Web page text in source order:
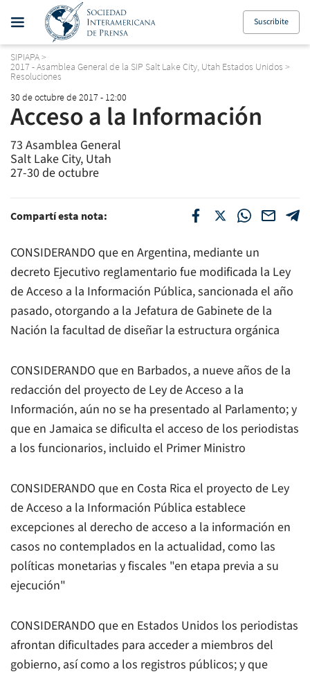
Suscribite
SIPIAPA>
2017 - Asamblea General de la SIP Salt Lake City, Utah Estados Unidos >
Resoluciones
30 de octubre de 2017 - 12:00
Acceso a la Información
73 Asamblea General
Salt Lake City, Utah
27-30 de octubre
Compartí esta nota:
CONSIDERANDO que en Argentina, mediante un
decreto Ejecutivo reglamentario fue modificada la Ley
de Acceso a la Información Pública, sancionada el año
pasado, otorgando a la Jefatura de Gabinete de la
Nación la facultad de diseñar la estructura orgánica
CONSIDERANDO que en Barbados, a nueve años de la
redacción del proyecto de Ley de Acceso a la
Información, aún no se ha presentado al Parlamento; y
que en Jamaica se dificulta el acceso de los periodistas
a los funcionarios, incluido el Primer Ministro
CONSIDERANDO que en Costa Rica el proyecto de Ley
de Acceso a la Información Pública establece
excepciones al derecho de acceso a la información en
casos no contemplados en la actualidad, como las
políticas monetarias y fiscales "en etapa previa a su
ejecución"
CONSIDERANDO que en Estados Unidos los periodistas
afrontan dificultades para acceder a miembros del
gobierno, así como a los registros públicos; y que